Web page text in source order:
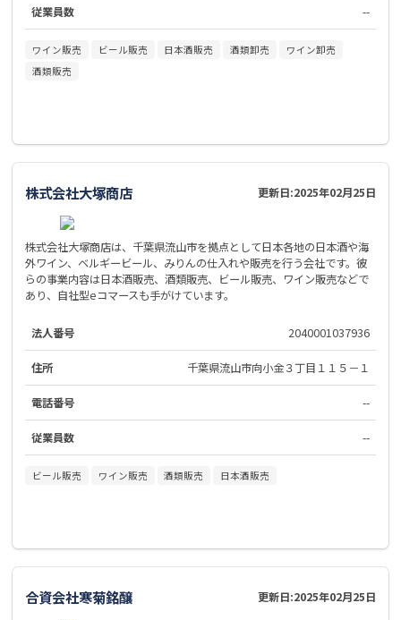
従業員数 --
ワイン販売 ビール販売 日本酒販売 酒類卸売
ワイン卸売
酒類販売
株式会社大塚商店 更新日:2025年02月25日
株式会社大塚商店は、千葉県流山市を拠点として日本各地の日本酒や海
外ワイン、ベルギービール、みりんの仕入れや販売を行う会社です。彼
らの事業内容は日本酒販売、酒類販売、ビール販売、ワイン販売などで
あり、自社型eコマースも手がけています。
法人番号 2040001037936
住所 千葉県流山市向小金３丁目１１５－１
電話番号 --
従業員数 --
ビール販売 ワイン販売 酒類販売 日本酒販売
合資会社寒菊銘醸 更新日:2025年02月25日